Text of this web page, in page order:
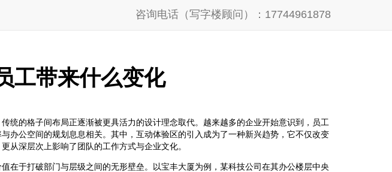
咨询电话（写字楼顾问）：17744961878
工带来什么变化
统的格子间布局正逐渐被更具活力的设计理念取代。越来越多的企业开始意识到，员工
办公空间的规划息息相关。其中，互动体验区的引入成为了一种新兴趋势，它不仅改变
从深层次上影响了团队的工作方式与企业文化。
在于打破部门与层级之间的无形壁垒。以宝丰大厦为例，某科技公司在其办公楼层中央